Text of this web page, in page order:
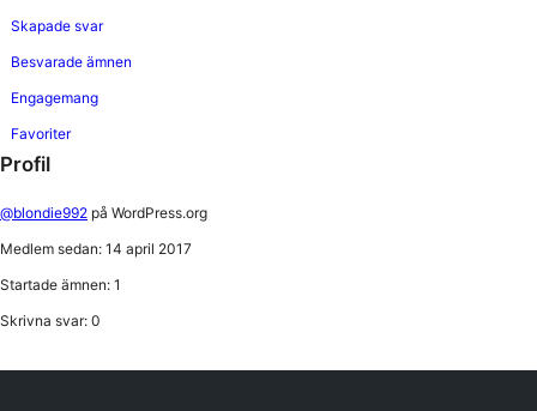
Skapade svar
Besvarade ämnen
Engagemang
Favoriter
Profil
@blondie992 på WordPress.org
Medlem sedan: 14 april 2017
Startade ämnen: 1
Skrivna svar: 0